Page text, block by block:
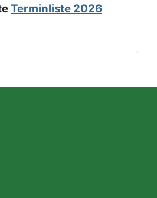
Terminliste 2026